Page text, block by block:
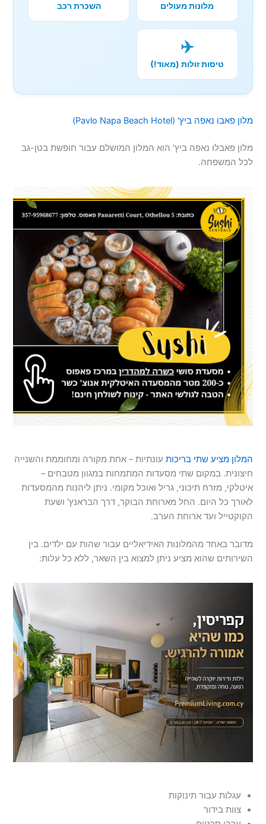
מלונות מעולים השכרת רכב
✈️
טיסות זולות (מאוד!)
מלון פאבו נאפה ביץ' (Pavlo Napa Beach Hotel)
מלון פאבלו נאפה ביץ' הוא המלון המושלם עבור חופשת בטן-גב
לכל המשפחה.
המלון מציע שתי בריכות עונתיות – אחת מקורה ומחוממת והשנייה
חיצונית. במקום שתי מסעדות המתמחות במגוון מטבחים –
איטלקי, מזרח תיכוני, גריל ואוכל מקומי. ניתן ליהנות מהמסעדות
לאורך כל היום. החל מארוחת הבוקר, דרך הבראנץ' ושעת
הקוקטייל ועד ארוחת הערב.
מדובר באחד מהמלונות האידיאליים עבור שהות עם ילדים. בין
השירותים שהוא מציע ניתן למצוא בין השאר, ללא כל עלות:
עגלות עבור תינוקות
צוות בידור